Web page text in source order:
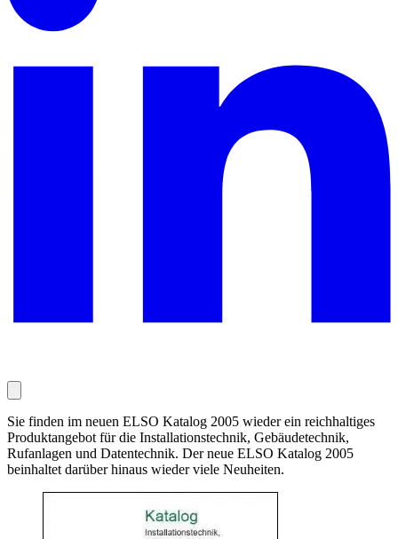
Sie finden im neuen ELSO Katalog 2005 wieder ein reichhaltiges
Produktangebot für die Installationstechnik, Gebäudetechnik,
Rufanlagen und Datentechnik. Der neue ELSO Katalog 2005
beinhaltet darüber hinaus wieder viele Neuheiten.